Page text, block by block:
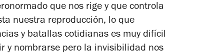
que nos rige y que controla
nuestra reproducción, lo que
y batallas cotidianas es muy difícil
y nombrarse pero la invisibilidad nos